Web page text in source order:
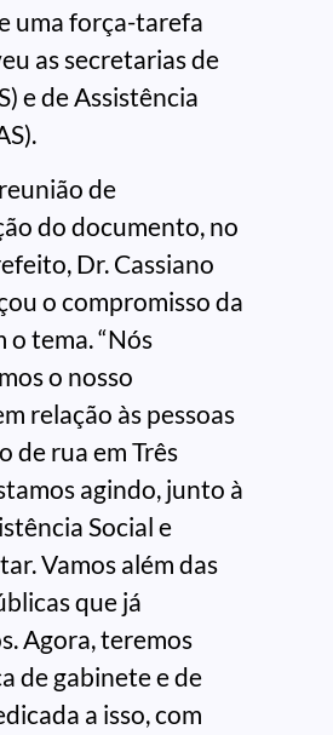
uma força-tarefa
as secretarias de
e de Assistência
de
do documento, no
Dr. Cassiano
o compromisso da
o tema. “Nós
o nosso
relação às pessoas
de rua em Três
agindo, junto à
Social e
Vamos além das
que já
Agora, teremos
de gabinete e de
a isso, com